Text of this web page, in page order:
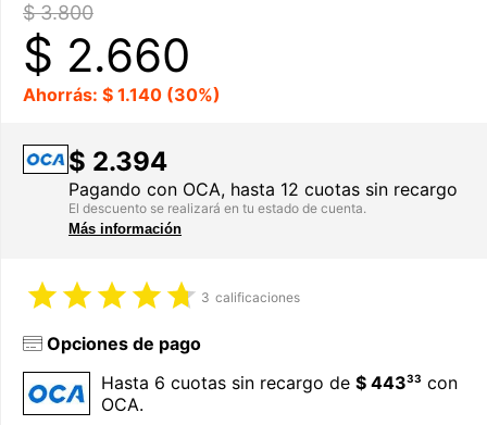
$ 3.800
$ 2.660
Ahorrás: $ 1.140 (30%)
$ 2.394
Pagando con OCA, hasta 12 cuotas sin recargo
El descuento se realizará en tu estado de cuenta.
Más información
3 calificaciones
Opciones de pago
Hasta 6 cuotas sin recargo de $ 44333 con
OCA.